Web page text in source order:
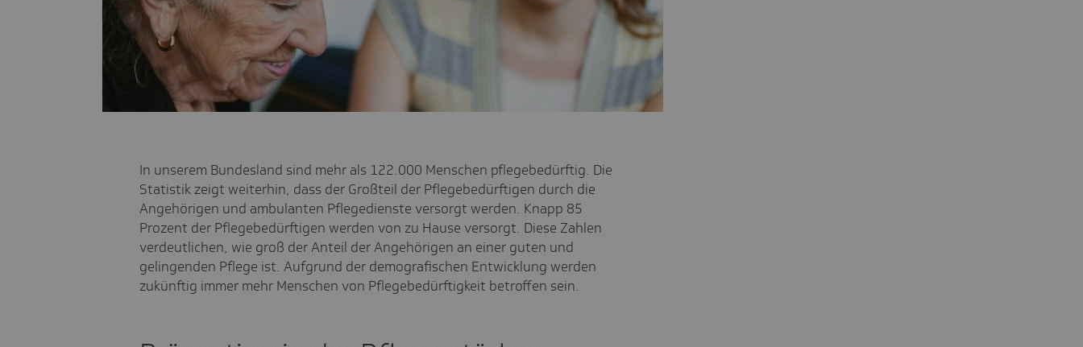
In unserem Bundesland sind mehr als 122.000 Menschen pflegebedürftig. Die
Statistik zeigt weiterhin, dass der Großteil der Pflegebedürftigen durch die
Angehörigen und ambulanten Pflegedienste versorgt werden. Knapp 85
Prozent der Pflegebedürftigen werden von zu Hause versorgt. Diese Zahlen
verdeutlichen, wie groß der Anteil der Angehörigen an einer guten und
gelingenden Pflege ist. Aufgrund der demografischen Entwicklung werden
zukünftig immer mehr Menschen von Pflegebedürftigkeit betroffen sein.